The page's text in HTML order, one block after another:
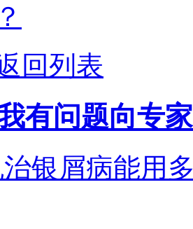
回列表
有问题向专
银屑病能用